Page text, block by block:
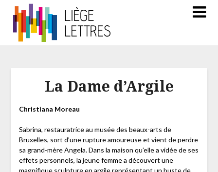
La Dame d’Argile
Christiana Moreau
Sabrina, restauratrice au musée des beaux-arts de
Bruxelles, sort d’une rupture amoureuse et vient de perdre
sa grand-mère Angela. Dans la maison qu’elle a vidée de ses
effets personnels, la jeune femme a découvert une